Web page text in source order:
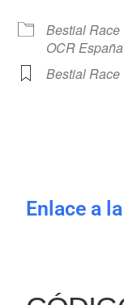
Bestial Race
OCR España
Bestial Race
Enlace a